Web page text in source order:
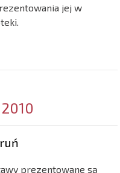
jej w
2010
prezentowane są